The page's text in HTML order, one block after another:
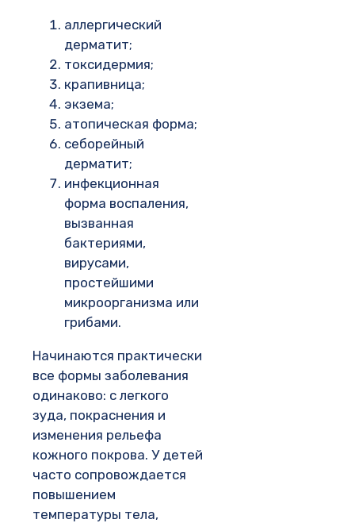
аллергический
дерматит;
токсидермия;
крапивница;
экзема;
атопическая форма;
себорейный
дерматит;
инфекционная
форма воспаления,
вызванная
бактериями,
вирусами,
простейшими
микроорганизма или
грибами.
Начинаются практически
все формы заболевания
одинаково: с легкого
зуда, покраснения и
изменения рельефа
кожного покрова. У детей
часто сопровождается
повышением
температуры тела,